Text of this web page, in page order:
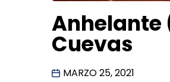
Anhelante
Cuevas
MARZO 25, 2021